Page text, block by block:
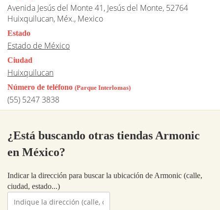
Avenida Jesús del Monte 41, Jesús del Monte, 52764
Huixquilucan, Méx., Mexico
Estado
Estado de México
Ciudad
Huixquilucan
Número de teléfono (Parque Interlomas)
(55) 5247 3838
¿Está buscando otras tiendas Armonic
en México?
Indicar la dirección para buscar la ubicación de Armonic (calle,
ciudad, estado...)